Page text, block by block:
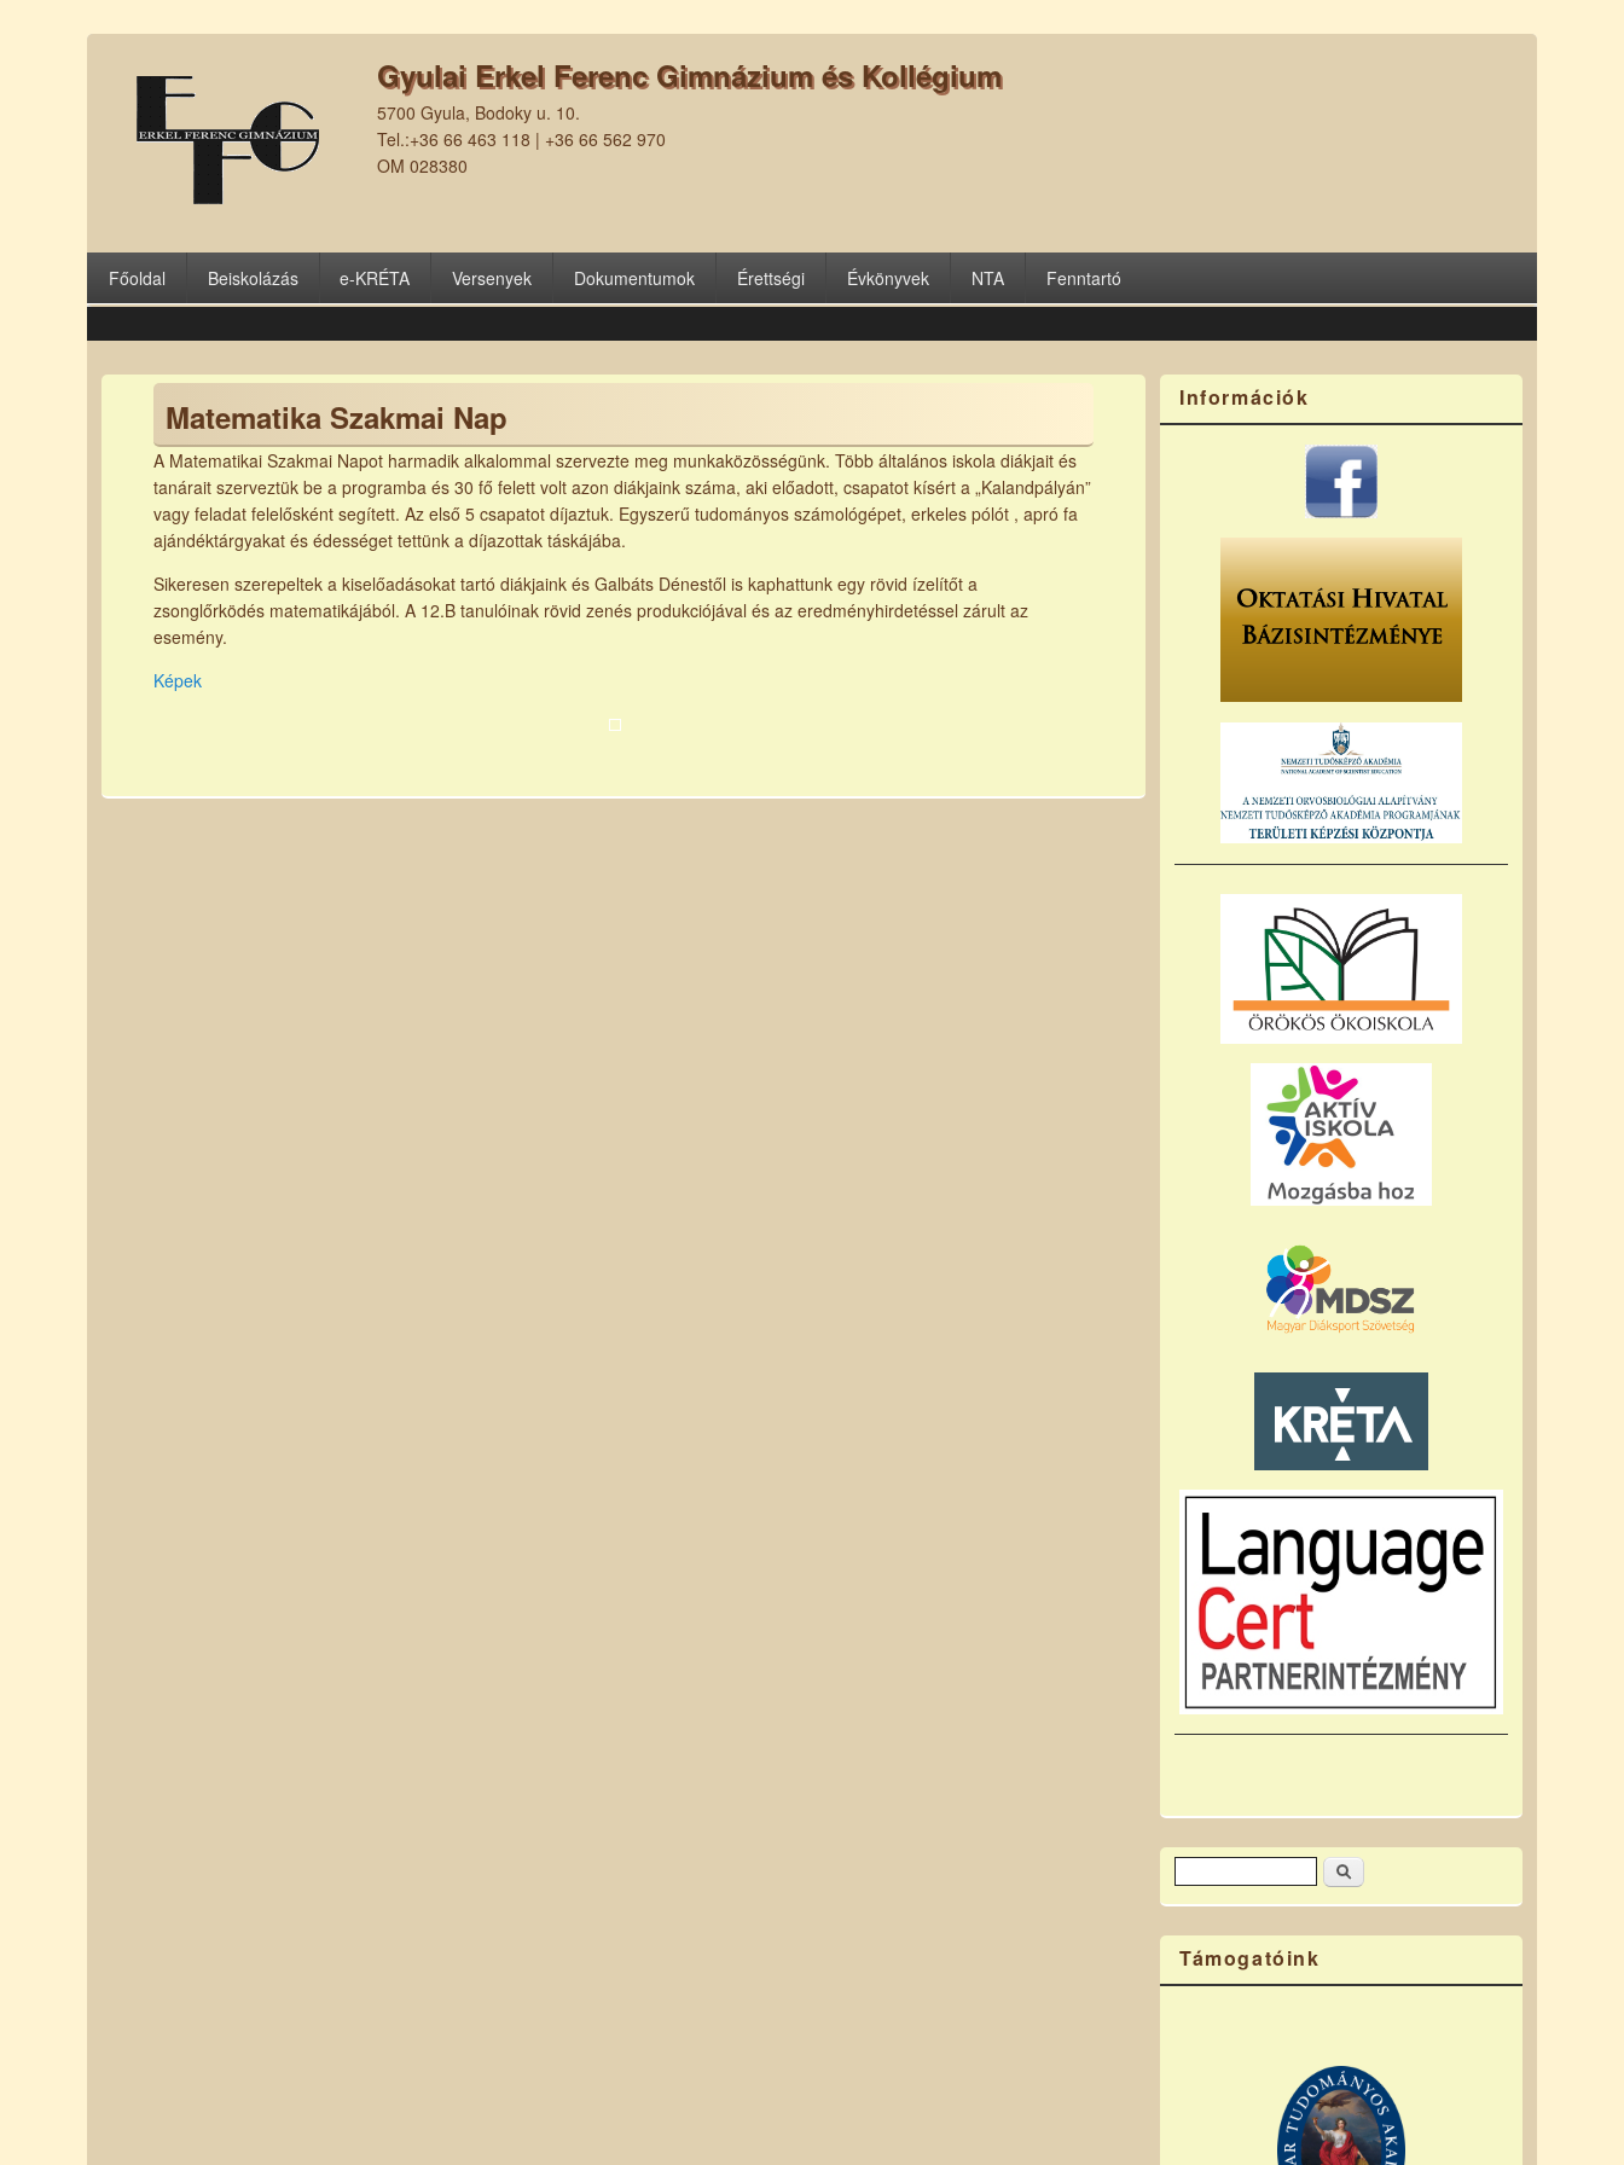
Gyulai Erkel Ferenc Gimnázium és Kollégium
5700 Gyula, Bodoky u. 10.
Tel.:+36 66 463 118 | +36 66 562 970
OM 028380
Főoldal Beiskolázás e-KRÉTA Versenyek Dokumentumok Érettségi Évkönyvek NTA Fenntartó
Matematika Szakmai Nap
A Matematikai Szakmai Napot harmadik alkalommal szervezte meg munkaközösségünk. Több általános iskola diákjait és
tanárait szerveztük be a programba és 30 fő felett volt azon diákjaink száma, aki előadott, csapatot kísért a „Kalandpályán”
vagy feladat felelősként segített. Az első 5 csapatot díjaztuk. Egyszerű tudományos számológépet, erkeles pólót , apró fa
ajándéktárgyakat és édességet tettünk a díjazottak táskájába.
Sikeresen szerepeltek a kiselőadásokat tartó diákjaink és Galbáts Dénestől is kaphattunk egy rövid ízelítőt a
zsonglőrködés matematikájából. A 12.B tanulóinak rövid zenés produkciójával és az eredményhirdetéssel zárult az
esemény.
Képek
Információk
Keresés űrlap
Keresés
Támogatóink